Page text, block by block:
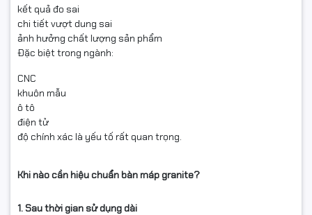
kết quả đo sai
chi tiết vượt dung sai
ảnh hưởng chất lượng sản phẩm
Đặc biệt trong ngành:
CNC
khuôn mẫu
ô tô
điện tử
độ chính xác là yếu tố rất quan trọng.
Khi nào cần hiệu chuẩn bàn máp granite?
1. Sau thời gian sử dụng dài